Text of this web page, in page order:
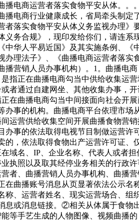
依法公示。4。食物平安抽检。供给食物互换衣务的曲播电商平台运营者依法成立曲播电商食物抽检机制，并按照食物抽检环境对不及格食物开展需要措置。激励加大以下景象的曲播电商食物平安抽检比例：1。曲播电商平台成立曲播间运营者、曲播营销人员办事机构、曲播营销人员食物曲播办事评价轨制，对办事质量严沉不合适平台要求的曲播运营者和曲播营销人员成立办事质量提拔机制。2。曲播电商平台成立曲播间分级分类信用评价办理机制，按照曲播间运营者、曲播营销人员办事机构、曲播营销人员食物曲播合规环境、关心和拜候量、食物规模以及用户赞扬数据等目标，采纳响应的办理办法：对于信用评价较低的运营者赐与信用，对于信用评价较高的运营者赐与流量支撑等信用励。激励曲播电商平台以恰当体例公开曲播间运营者、曲播营销人员办事机构、曲播营销人员的信用评价环境。1。正在曲播页面显著设置按键或者链接标识，开通便利的食物平安赞扬举报功能。接到消费者举报赞扬的，及时响应并留存处置记实。2。成立曲播电商食物退换货轨制、争议处理办理轨制，并通过设置特地客服人员开展售后办事，及时处理消费者争议问题。4。对措置消费者赞扬举报中发觉涉嫌违法违规的，及时采纳需要措置办法、保留措置记实，并相关监管部分。（1）食物出产运营者开设曲播间处置食物曲播电商勾当的，需提前预备其名称（姓名）、同一社会信用代码（身份证件号码）、现实运营地址、联系体例、实正在无效的停业执照和食物出产运营许可、仅发卖预包拆食物存案等运营天分文件，确保所有天分均正在无效期内且运营范畴涵盖曲播发卖的食物类别。（2）非食物出产运营者开设曲播间处置食物曲播电商勾当的，需预备其名称（姓名）、同一社会信用代码（身份证件号码）、现实运营地址、联系体例、实正在无效的停业执照、仅发卖预包拆食物存案等运营天分文件，确保所有天分均正在无效期内且运营范畴涵盖曲播发卖的食物类别。向合做的曲播电商平台运营者提交相关消息及天分文件，共同完成核验、登记工做，并确保消息实正在、精确、完整。共同至多每六个月一次消息核验更新工做，及时弥补或批改相关消息。2。消息公示。食物出产运营者开设曲播间处置食物曲播电商勾当的，需正在曲播账号消息从页显著，公示食物出产运营许可、仅发卖预包拆食物存案等消息，或设置可便利跳转至上述消息的链接标识，确保消费者清晰可见。3。天分更新。当供给的行政许可消息、天分消息、现实运营地址、联系体例等发生变动时，及时将变动环境报送至曲播电商平台运营者，同步更新材料和消息。4。消息办理。正在曲播营销人员初次进行食物曲播前，需收集经核验无误的人员身份消息，包罗但不限于国籍、身份证件号码、性别、出生年月、现实栖身地址、联系体例、学历等，并将人员消息报送至曲播电商平台运营者。（1）食物平安办理轨制。食物出产运营者开设曲播间处置食物曲播电商勾当的，按照《食物出产运营企业落实食物平安从体义务监视办理》，依法成立并落实食物平安办理轨制，配备取曲播运营的食物买卖规模、食物平安风险情况等相顺应的食物平安办理人员。非食物出产运营者开设曲播间处置食物曲播电商勾当的，参照前款成立并落实食物平安办理轨制，配备响应的食物平安办理人员；（1）曲播间运营者投入响应资本，落实曲播食物相关办理轨制，并成立健全食物平安风险办理机制、流程和法式，保障风险办理系统无效运转。（2）明白发布轨制的部分做为轨制施行落地办理部分，部分担任人做为轨制施行落地的首要义务人，激励纳入部分、小我绩效，确保轨制的行之无效。食物出产运营者开设曲播间处置食物曲播电商勾当的，依法检验供货者的许可证和食物及格证件，照实记实并保留相关凭证。1。检验工做总体要求。食物出产运营者正在开展食物曲播电商勾当时，需严酷遵照“先检验、后曲播”准绳，对拟曲播发卖食物对应的供货者天分及食物及格证件进行全面、详尽检验，确保泉源可溯、风险可控，检验过程需客不雅实正在，留存完整检验踪迹。（1）检验预备。提前向供货者明白要求，供给取食物出产运营类别相婚配的许可证原件扫描件或电子许可证（含二维码可核验版本），特殊环境确需领受复印件的，由供货者加盖公章并说明“取原件分歧”。成立供货者许可证检验台账，记实检验义务人、检验日期、食物批次、供货者名称等根本消息。（2）检验内容。许可证无效性：查对许可证载明的无效期，确保检验时许可证处于无效形态，无过时、吊销、登记等景象。运营范畴婚配性：确认许可证审定的出产运营范畴，涵盖拟曲播发卖的食物类别（如发卖预包拆食物需对应预包拆食物发卖（含冷藏冷冻食物/不含冷藏冷